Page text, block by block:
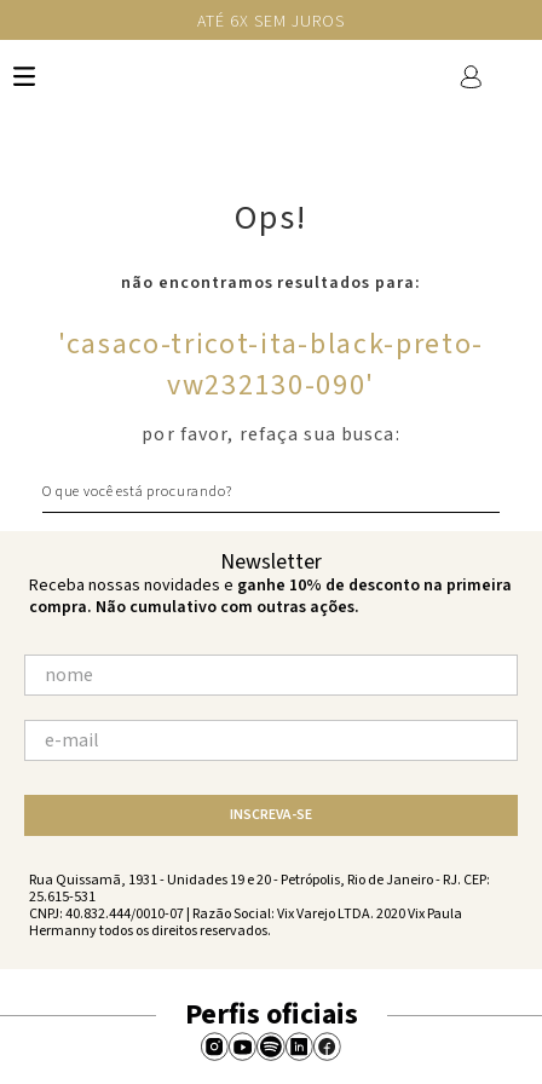
ATÉ 6X SEM JUROS
Ops!
não encontramos resultados para:
'casaco-tricot-ita-black-preto-
vw232130-090'
por favor, refaça sua busca:
Newsletter
Receba nossas novidades e ganhe 10% de desconto na primeira
compra. Não cumulativo com outras ações.
INSCREVA-SE
Rua Quissamã, 1931 - Unidades 19 e 20 - Petrópolis, Rio de Janeiro - RJ. CEP:
25.615-531
CNPJ: 40.832.444/0010-07 | Razão Social: Vix Varejo LTDA. 2020 Vix Paula
Hermanny todos os direitos reservados.
Perfis oficiais